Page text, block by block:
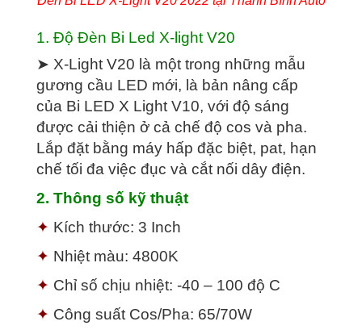
1. Độ Đèn Bi Led X-light V20
➤ X-Light V20 là một trong những mẫu
gương cầu LED mới, là bản nâng cấp
của Bi LED X Light V10, với độ sáng
được cải thiện ở cả chế độ cos và pha.
Lắp đặt bằng máy hấp đặc biệt, pat, hạn
chế tối đa việc đục và cắt nối dây điện.
2. Thông số kỹ thuật
✦ Kích thước: 3 Inch
✦ Nhiệt màu: 4800K
✦ Chỉ số chịu nhiệt: -40 – 100 độ C
✦ Công suất Cos/Pha: 65/70W